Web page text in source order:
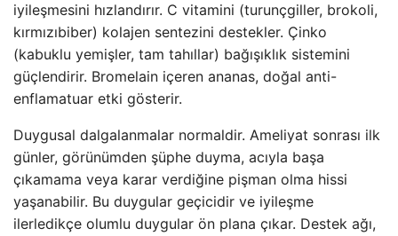
iyileşmesini hızlandırır. C vitamini (turunçgiller, brokoli,
kırmızıbiber) kolajen sentezini destekler. Çinko
(kabuklu yemişler, tam tahıllar) bağışıklık sistemini
güçlendirir. Bromelain içeren ananas, doğal anti-
enflamatuar etki gösterir.
Duygusal dalgalanmalar normaldir. Ameliyat sonrası ilk
günler, görünümden şüphe duyma, acıyla başa
çıkamama veya karar verdiğine pişman olma hissi
yaşanabilir. Bu duygular geçicidir ve iyileşme
ilerledikçe olumlu duygular ön plana çıkar. Destek ağı,